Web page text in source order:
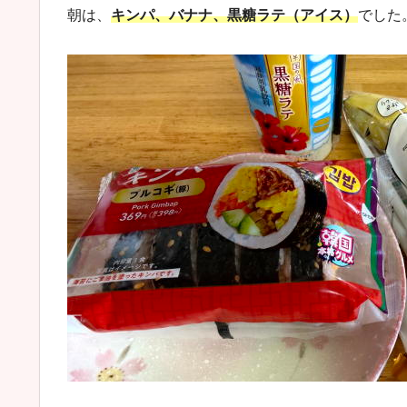
朝は、 キンパ、バナナ、黒糖ラテ（アイス）でした